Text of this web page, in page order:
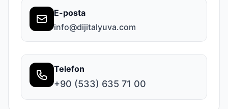
E-posta
info@dijitalyuva.com
Telefon
+90 (533) 635 71 00